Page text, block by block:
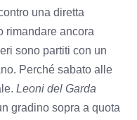
una diretta
rimandare ancora
sono partiti con un
Perché sabato alle
Leoni del Garda
gradino sopra a quota